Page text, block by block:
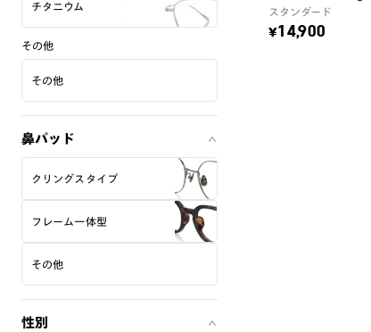
チタニウム
その他
その他
鼻パッド
クリングスタイプ
フレーム一体型
その他
性別
スタンダード
¥14,900